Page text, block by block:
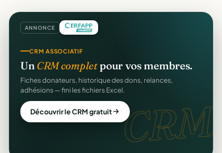
ANNONCE
CRM.
CRM ASSOCIATIF
Un CRM completpour vos membres.
Fiches donateurs, historique des dons, relances,
adhésions — fini les fichiers Excel.
Découvrir le CRM gratuit